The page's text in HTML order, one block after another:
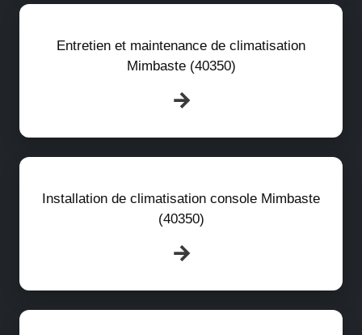
Entretien et maintenance de climatisation
Mimbaste (40350)
Installation de climatisation console Mimbaste
(40350)